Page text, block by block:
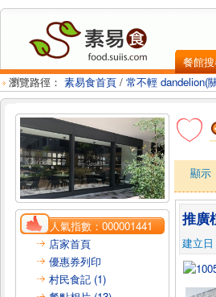
餐館
瀏覽路徑： 素易食首頁 / 常不輕 dandelion(
人氣指數：000001441
店家首頁
優惠券列印
村民食記 (1)
顯示
推廣
建立